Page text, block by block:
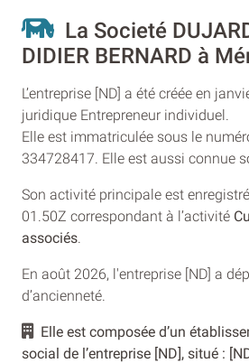
La Societé
DIDIER BERNARD à
L’entreprise [ND] a été créée en
juridique Entrepreneur individuel.
Elle est immatriculée sous le
334728417. Elle est aussi connue
Son activité principale est
01.50Z correspondant à l’activité
associés
En août 2026, l'entreprise [ND] a
d’ancienneté.
Elle est composée d’un
social de l’entreprise [ND], situé :